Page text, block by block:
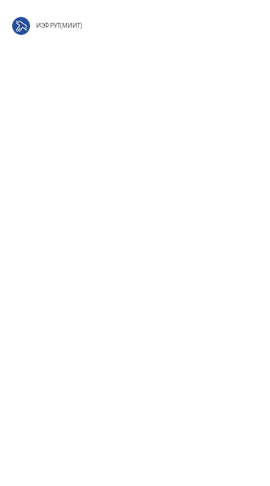
ИЭФ РУТ(МИИТ)